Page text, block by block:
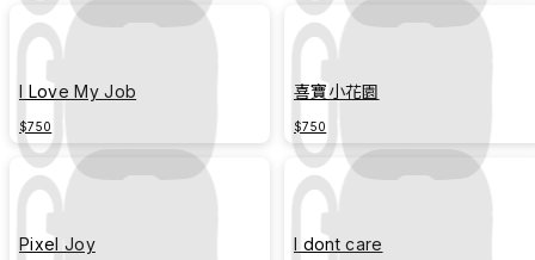
I Love My Job
$750
喜寶小花園
$750
Pixel Joy I dont care